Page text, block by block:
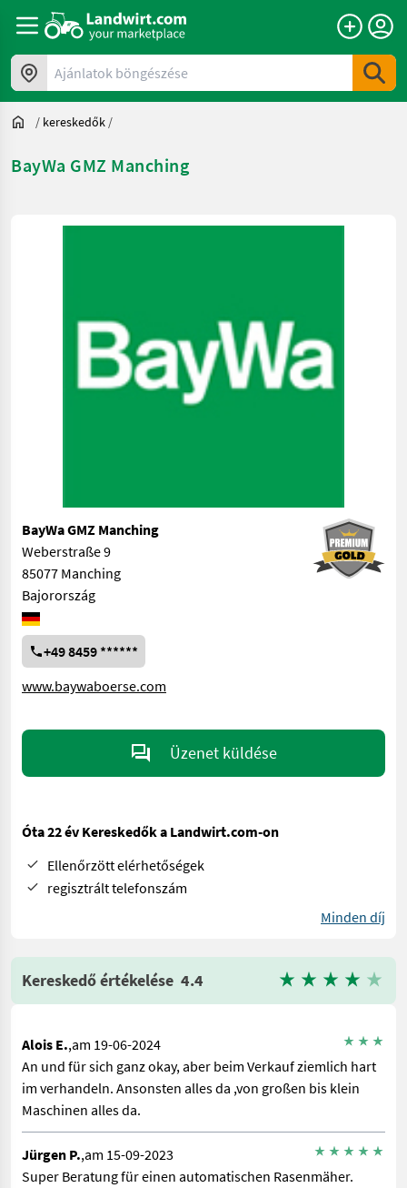
Ajánlatok böngészése
/ kereskedők /
BayWa GMZ Manching
BayWa GMZ Manching
Weberstraße 9
85077 Manching
Bajorország
+49 8459 ******
www.baywaboerse.com
Üzenet küldése
Óta 22 év Kereskedők a Landwirt.com-on
Ellenőrzött elérhetőségek
regisztrált telefonszám
Minden díj
Kereskedő értékelése 4.4
Alois E.,am 19-06-2024
An und für sich ganz okay, aber beim Verkauf ziemlich hart
im verhandeln. Ansonsten alles da ,von großen bis klein
Maschinen alles da.
Jürgen P.,am 15-09-2023
Super Beratung für einen automatischen Rasenmäher.